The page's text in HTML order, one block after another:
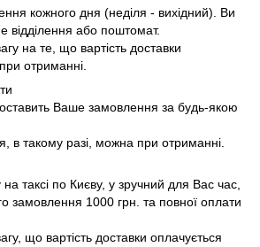
кожного дня (неділя - вихідний). Ви
відділення або поштомат.
на те, що вартість доставки
отриманні.
Ваше замовлення за будь-якою
в такому разі, можна при отриманні.
таксі по Києву, у зручний для Вас час,
замовлення 1000 грн. та повної оплати
що вартість доставки оплачується